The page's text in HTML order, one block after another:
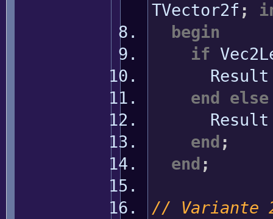
TVector2f ;
begin
if
end
else
end ;
end ;
// Variante